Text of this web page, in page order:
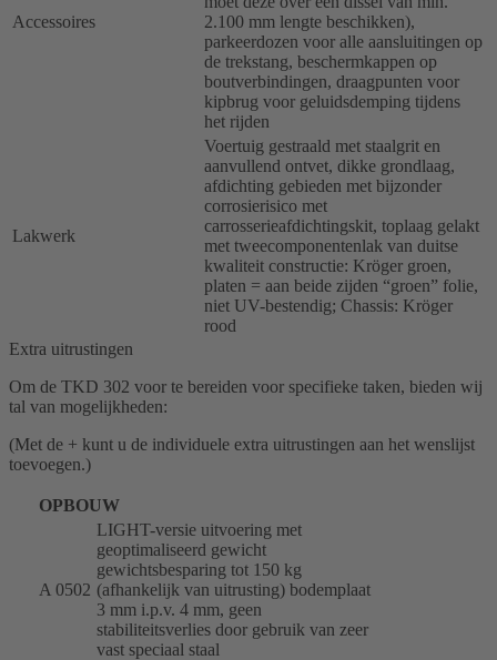
Accessoires
2.100 mm lengte beschikken),
parkeerdozen voor alle aansluitingen op
de trekstang, beschermkappen op
boutverbindingen, draagpunten voor
kipbrug voor geluidsdemping tijdens
het rijden
Lakwerk
Voertuig gestraald met staalgrit en
aanvullend ontvet, dikke grondlaag,
afdichting gebieden met bijzonder
corrosierisico met
carrosserieafdichtingskit, toplaag gelakt
met tweecomponentenlak van duitse
kwaliteit constructie: Kröger groen,
platen = aan beide zijden “groen” folie,
niet UV-bestendig; Chassis: Kröger
rood
Extra uitrustingen
Om de TKD 302 voor te bereiden voor specifieke taken, bieden wij
tal van mogelijkheden:
(Met de + kunt u de individuele extra uitrustingen aan het wenslijst
toevoegen.)
OPBOUW
A 0502
LIGHT-versie uitvoering met
geoptimaliseerd gewicht
gewichtsbesparing tot 150 kg
(afhankelijk van uitrusting) bodemplaat
3 mm i.p.v. 4 mm, geen
stabiliteitsverlies door gebruik van zeer
vast speciaal staal